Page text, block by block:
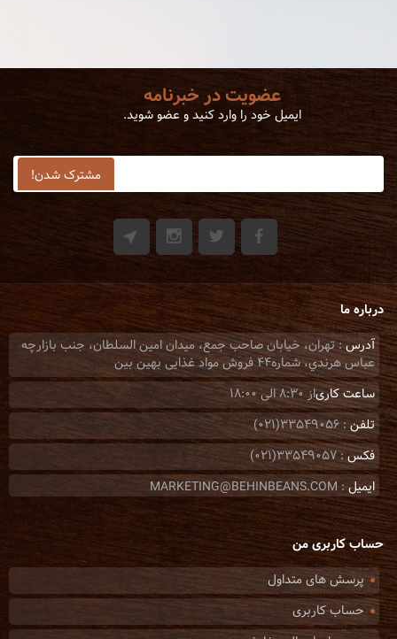
عضویت در خبرنامه
ایمیل خود را وارد کنید و عضو شوید.
درباره ما
آدرس: تهران، خيابان صاحب جمع، ميدان امين السلطان، جنب بازارچه
عباس هرندي، شماره44 فروش مواد غذایی بهین بین
ساعت کاریاز 8:30 الی 18:00
تلفن : 33549056(021)
فکس: 33549057(021)
ایمیل: MARKETING@BEHINBEANS.COM
حساب کاربری من
پرسش های متداول
حساب کاربری